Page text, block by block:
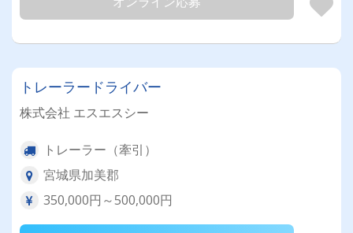
トレーラードライバー
株式会社 エスエスシー
トレーラー（牽引）
宮城県加美郡
350,000円～500,000円